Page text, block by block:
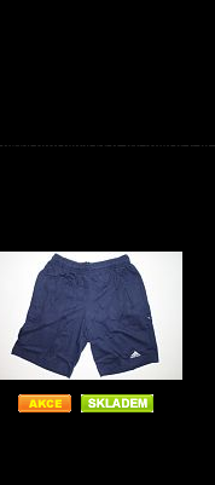
fotbalové kraťasy Adidas F50